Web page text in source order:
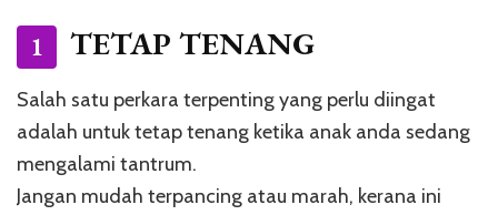
1 TETAP TENANG
Salah satu perkara terpenting yang perlu diingat
adalah untuk tetap tenang ketika anak anda sedang
mengalami tantrum.
Jangan mudah terpancing atau marah, kerana ini